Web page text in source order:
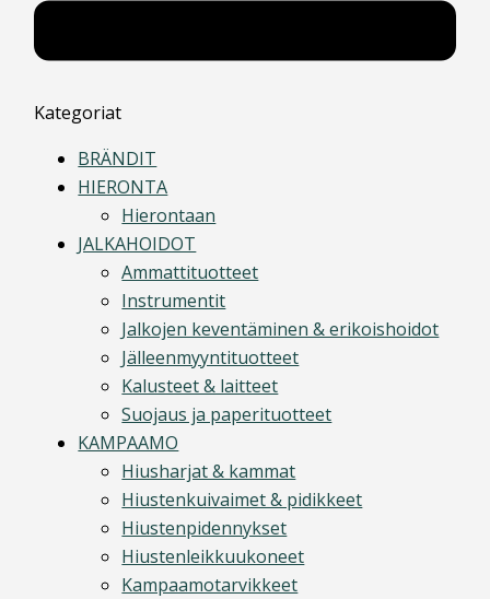
Kategoriat
BRÄNDIT
HIERONTA
Hierontaan
JALKAHOIDOT
Ammattituotteet
Instrumentit
Jalkojen keventäminen & erikoishoidot
Jälleenmyyntituotteet
Kalusteet & laitteet
Suojaus ja paperituotteet
KAMPAAMO
Hiusharjat & kammat
Hiustenkuivaimet & pidikkeet
Hiustenpidennykset
Hiustenleikkuukoneet
Kampaamotarvikkeet